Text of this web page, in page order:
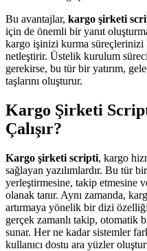
Bu avantajlar, kargo şirketi
için de önemli bir yanıt
kargo işinizi kurma süreçlerinizi
netleştirir. Üstelik kurulum
gerekirse, bu tür bir yatırım,
taşlarını oluşturur.
Kargo Şirketi
Çalışır?
Kargo şirketi scripti, kargo
sağlayan yazılımlardır. Bu tür
yerleştirmesine, takip etmesine
olanak tanır. Aynı zamanda,
artırmaya yönelik bir dizi
gerçek zamanlı takip, otomatik
sunar. Her ne kadar sistemler
kullanıcı dostu ara yüzler